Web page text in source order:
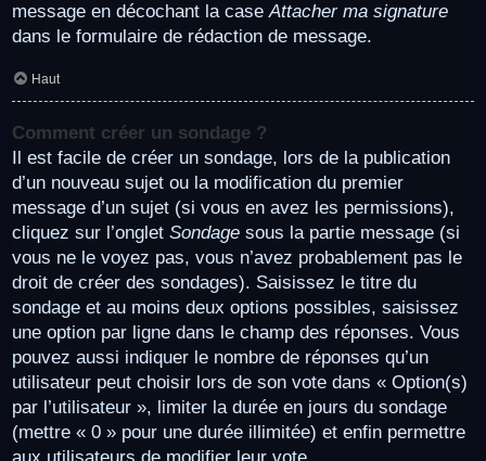
message en décochant la caseAttacher ma signature
dans le formulaire de rédaction de message.
Haut
Comment créer un sondage ?
Il est facile de créer un sondage, lors de la publication
d’un nouveau sujet ou la modification du premier
message d’un sujet (si vous en avez les permissions),
cliquez sur l’onglet Sondage sous la partie message (si
vous ne le voyez pas, vous n’avez probablement pas le
droit de créer des sondages). Saisissez le titre du
sondage et au moins deux options possibles, saisissez
une option par ligne dans le champ des réponses. Vous
pouvez aussi indiquer le nombre de réponses qu’un
utilisateur peut choisir lors de son vote dans « Option(s)
par l’utilisateur », limiter la durée en jours du sondage
(mettre « 0 » pour une durée illimitée) et enfin permettre